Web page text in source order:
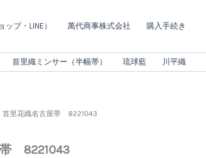
プ・LINE） 萬代商事株式会社 購入手続き
首里織ミンサー（半幅帯） 琉球藍 川平織
里花織名古屋帯 8221043
8221043
作
花
織
屋
帯
個